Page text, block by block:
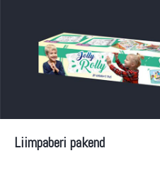
Liimpaberi pakend